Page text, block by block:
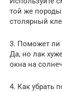
той же породы
столярный
3. Поможет ли
Да, но лак
окна на
4. Как убрать